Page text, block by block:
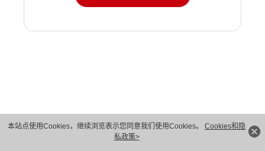
本站点使用Cookies，继续浏览表示您同意我们使用Cookies。 Cookies和隐
私政策>
版权所有 © 华为技术有限公司 1998-2026。 保留一切权利。粤A2-20044005号
隐私保护
法律声明